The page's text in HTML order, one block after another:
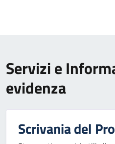
Servizi e
evidenza
Scrivania del